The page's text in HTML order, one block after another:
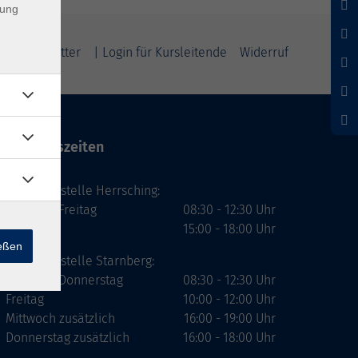
Newsletter | Login für Kursleitende Widerruf
Öffnungszeiten
Geschäftsstelle Herrsching:
Montag - Freitag
Dienstag
08:30 - 12:30 Uhr
15:00 - 18:00 Uhr
Geschäftsstelle Starnberg:
Montag - Donnerstag
Freitag
Mittwoch zusätzlich
Donnerstag zusätzlich
08:30 - 12:30 Uhr
10:00 - 12:00 Uhr
16:00 - 19:00 Uhr
16:00 - 18:00 Uhr